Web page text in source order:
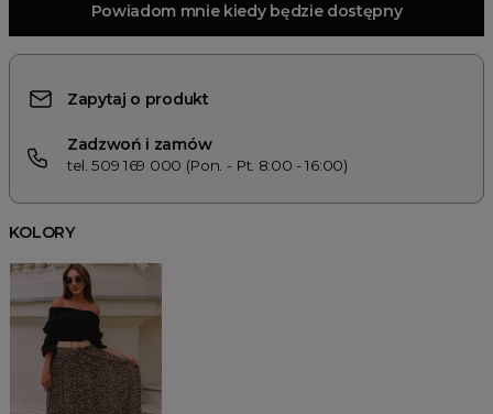
Powiadom mnie kiedy będzie dostępny
Zapytaj o produkt
Zadzwoń i zamów
tel. 509 169 000 (Pon. - Pt. 8:00 - 16:00)
KOLORY